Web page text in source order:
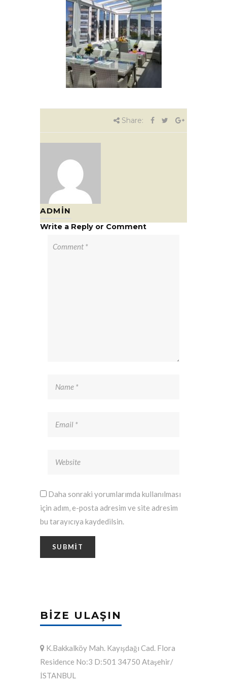
Share:
ADMIN
Write a Reply or Comment
Daha sonraki yorumlarımda kullanılması
için adım, e-posta adresim ve site adresim
bu tarayıcıya kaydedilsin.
BIZE ULAŞIN
K.Bakkalköy Mah. Kayışdağı Cad. Flora
Residence No:3 D:501 34750 Ataşehir/
İSTANBUL